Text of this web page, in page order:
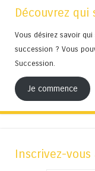
Découvrez
Vous désirez savoir
succession ? Vous
Succession.
Je commence
Inscrivez-